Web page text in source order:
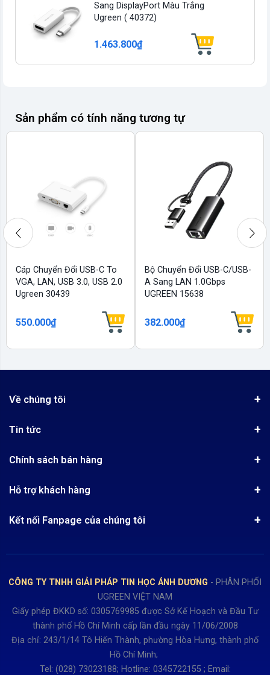
Sang DisplayPort Màu Trắng
Ugreen ( 40372)
1.463.800₫
Sản phẩm có tính năng tương tự
Cáp Chuyển Đổi USB-C To
VGA, LAN, USB 3.0, USB 2.0
Ugreen 30439
550.000₫
Bộ Chuyển Đổi USB-C/USB-
A Sang LAN 1.0Gbps
UGREEN 15638
382.000₫
Về chúng tôi
Quy chế hoạt động
Tra cứu đơn hàng
Tin tức
Công nghệ - Sản phẩm mới
Review sản phẩm
Chính sách bán hàng
Chính sách Hủy, Đổi, Trả hàng
Hướng dẫn đăng ký tài khoản
Hỗ trợ khách hàng
Thời gian làm việc từ Thứ 2- Thứ 7
Buổi chiều từ 13h15 đến 17h30
Thứ 7 làm đến 15h30 chiều.
Kết nối Fanpage của chúng tôi
CÔNG TY TNHH GIẢI PHÁP TIN HỌC ÁNH DƯƠNG - PHÂN PHỐI
UGREEN VIỆT NAM
Giấy phép ĐKKD số: 0305769985 được Sở Kế Hoạch và Đầu Tư
thành phố Hồ Chí Minh cấp lần đầu ngày 11/06/2008
Địa chỉ: 243/1/14 Tô Hiến Thành, phường Hòa Hưng, thành phố
Hồ Chí Minh;
Tel: (028) 73023188; Hotline: 0345722155 ; Email: